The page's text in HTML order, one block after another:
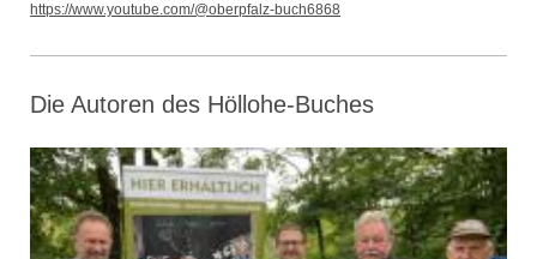
https://www.youtube.com/@oberpfalz-buch6868
Die Autoren des Höllohe-Buches